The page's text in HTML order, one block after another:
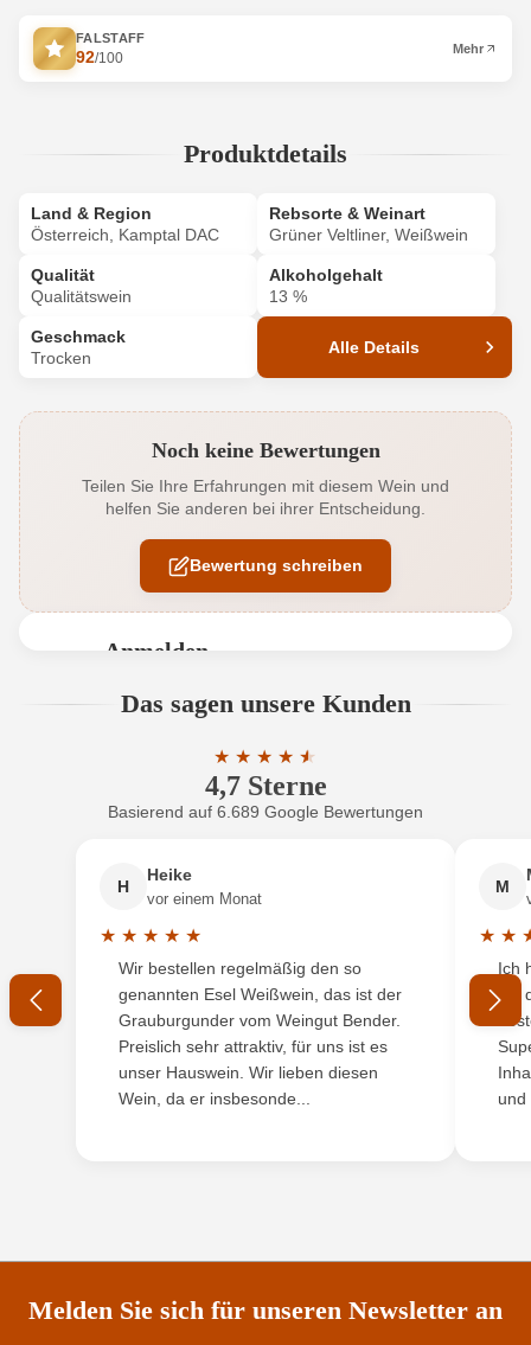
FALSTAFF
92/100
Mehr
Produktdetails
Land & Region
Österreich, Kamptal DAC
Rebsorte & Weinart
Grüner Veltliner, Weißwein
Qualität
Qualitätswein
Alkoholgehalt
13 %
Geschmack
Trocken
Alle Details
Alkoholgehalt in % 13 %
Allergene Enthält Sulfite
Ausbau Edelstahltank
Jahrgang 2025
Land Österreich
Ried Kellerberg
Traubenfarbe
Noch keine Bewertungen
Teilen Sie Ihre Erfahrungen mit diesem Wein und
helfen Sie anderen bei ihrer Entscheidung.
Bewertung schreiben
Anmelden
Benutzern abgegeben werden. Bitte loggen Sie sich
Neuer Kunde? Neuer Kunde?
Ihre E-Mail-Adresse
Ihr Passwort
Ich habe mein Passwort vergessen
Das sagen unsere Kunden
4,7 Sterne
★ ★ ★ ★ ★
★
Durchschnittliche Bewertung von 4.7
Basierend auf 6.689 Google Bewertungen
H
Heike
vor einem Monat
★ ★ ★ ★ ★
Durchschnittliche Bewertung von 5 von 5 Sternen
Wir bestellen regelmäßig den so
genannten Esel Weißwein, das ist der
Grauburgunder vom Weingut Bender.
Preislich sehr attraktiv, für uns ist es
unser Hauswein. Wir lieben diesen
Wein, da er insbesonde...
M
★ ★
Ich
mit
und
Melden Sie sich für unseren Newsletter an